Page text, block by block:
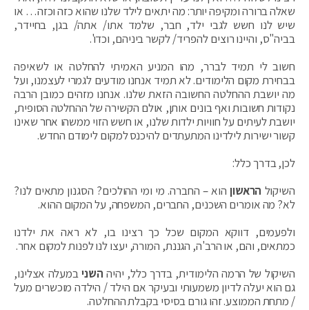
שאלה ברורה ומקיפה יותר: מה יתאים לילד שלנו שהוא כזה וכזה… או
שיש לנו חשש לגבי ילד, חבר, שלמד אתו/ אתה/ בגן, בחיידר,
בביה"ס, והיינו רוצים להפריד/ לקשר ביניהם, וכדו'.
חשוב לי תמיד לברר, מהו המניע האמיתי להחלטה או לשאיפה
בבחירת מקום הלימודים. לא תמיד אנחנו מודעים לגמרי לעצמנו, ועל
מה יושבת ההחלטה החשובה הזאת שלנו. אנחנו מזהים כמובן הרבה
נקודות חשובות ואף בונים אותן, אולם הקשירה של ההחלטה הסופית,
יושבת לעיתים על חוויות ילדות שלנו, או חשש הזוי ממשהו אחר שאינו
קשור ישירות לילדינו המתעתדים להיכנס למקום לימודם החדש.
לכן, בדרך כלל:
השיקול הראשון הוא – החברה. מי ומי ההולכים? הסגנון מתאים לנו?
לא? מה אומרים השכנים, החברים, המשפחה, על המקום ההוא.
ולפעמים, דווקא המקום שכל כך רצינו בו, לא ראה את ילדנו
כמתאים, והם, או הרב'ה, הגננת, המורה, יעצו לנו לפנות למקום אחר.
השיקול של הרמה הלימודית, בדרך כלל, יהיה השניבמעלה אצלינו,
גם הוא יעלה לדיון משמעותי ובעיקר אם הילד / הילדה מוכשרים מעל
/ מתחת הממוצע. זהו גורם בסיסי בקבלת ההחלטה.